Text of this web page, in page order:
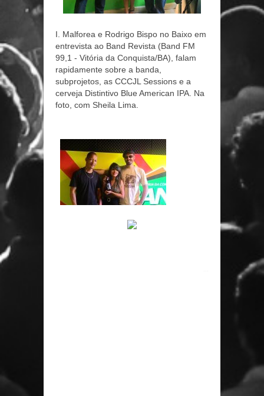
I. Malforea e Rodrigo Bispo no Baixo em
entrevista ao Band Revista (Band FM
99,1 - Vitória da Conquista/BA), falam
rapidamente sobre a banda,
subprojetos, as CCCJL Sessions e a
cerveja Distintivo Blue American IPA. Na
foto, com Sheila Lima.